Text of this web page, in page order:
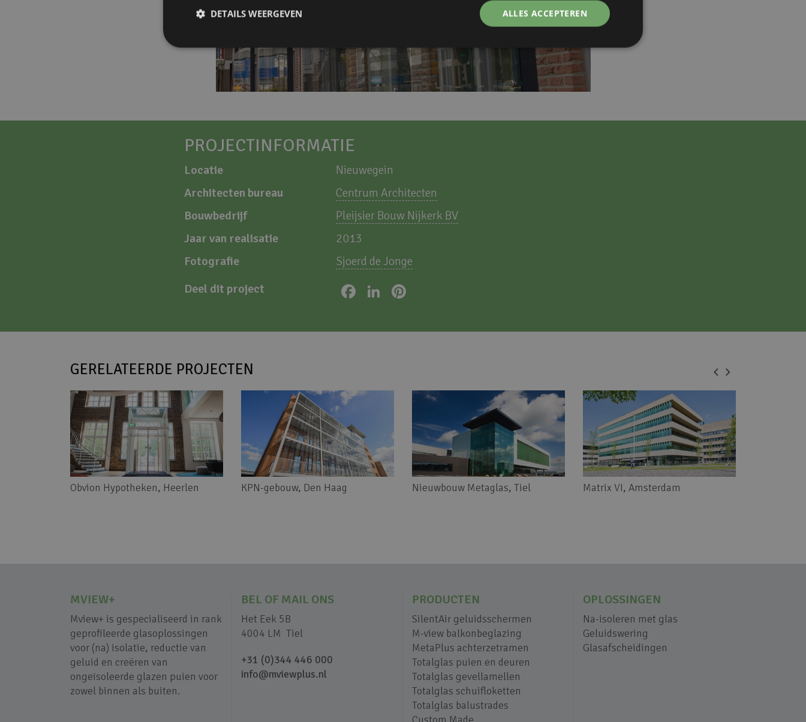
PROJECTINFORMATIE
Locatie
Nieuwegein
Architecten bureau
Centrum Architecten
Bouwbedrijf
Pleijsier Bouw Nijkerk BV
Jaar van realisatie
2013
Fotografie
Sjoerd de Jonge
Deel dit project
FacebookLinkedIn
GERELATEERDE PROJECTEN
Obvion Hypotheken, Heerlen KPN-gebouw, Den Haag Nieuwbouw Metaglas, Tiel Matrix VI, Amsterdam
MVIEW+
Mview+ is gespecialiseerd in rank
geprofileerde glasoplossingen
voor (na) isolatie, reductie van
geluid en creëren van
ongeïsoleerde glazen puien voor
zowel binnen als buiten.
BEL OF MAIL ONS
Het Eek 5B
4004 LM Tiel
+31 (0)344 446 000
info@mviewplus.nl
PRODUCTEN
SilentAir geluidsschermen
M-view balkonbeglazing
MetaPlus achterzetramen
Totalglas puien en deuren
Totalglas gevellamellen
Totalglas schuifloketten
Totalglas balustrades
OPLOSSINGEN
Na-isoleren met glas
Geluidswering
Glasafscheidingen
ALLES ACCEPTEREN
DETAILS WEERGEVEN